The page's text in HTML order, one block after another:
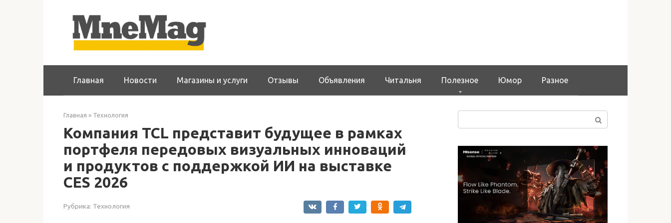
Главная Новости Магазины и услуги Отзывы Объявления Читальня Полезное Юмор Разное
Главная » Технология
Компания TCL представит будущее в рамках
портфеля передовых визуальных инноваций
и продуктов с поддержкой ИИ на выставке
CES 2026
Рубрика: Технология